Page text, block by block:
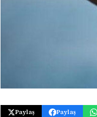
Paylaş Paylaş